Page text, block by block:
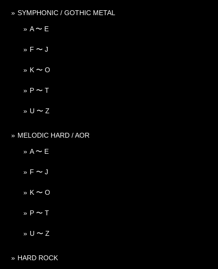
SYMPHONIC / GOTHIC METAL
A 〜 E
F 〜 J
K 〜 O
P 〜 T
U 〜 Z
MELODIC HARD / AOR
A 〜 E
F 〜 J
K 〜 O
P 〜 T
U 〜 Z
HARD ROCK